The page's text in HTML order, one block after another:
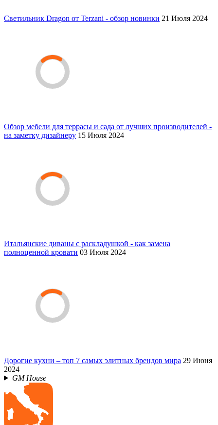
Светильник Dragon от Terzani - обзор новинки 21 Июля 2024
Обзор мебели для террасы и сада от лучших производителей -
на заметку дизайнеру 15 Июля 2024
Итальянские диваны с раскладушкой - как замена
полноценной кровати 03 Июля 2024
Дорогие кухни – топ 7 самых элитных брендов мира 29 Июня
2024
GM House